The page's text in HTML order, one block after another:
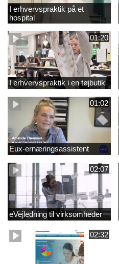
I erhvervspraktik på et
hospital
01:20
I erhvervspraktik i en tøjbutik
01:02
Eux-ernæringsassistent
02:07
eVejledning til virksomheder
02:32